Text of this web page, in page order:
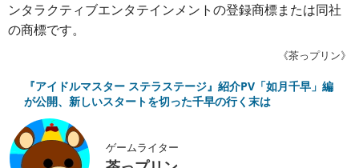
ンタラクティブエンタテインメントの登録商標または同社
の商標です。
《茶っプリン》
『アイドルマスター ステラステージ』紹介PV「如月千早」編
が公開、新しいスタートを切った千早の行く末は
ゲームライター